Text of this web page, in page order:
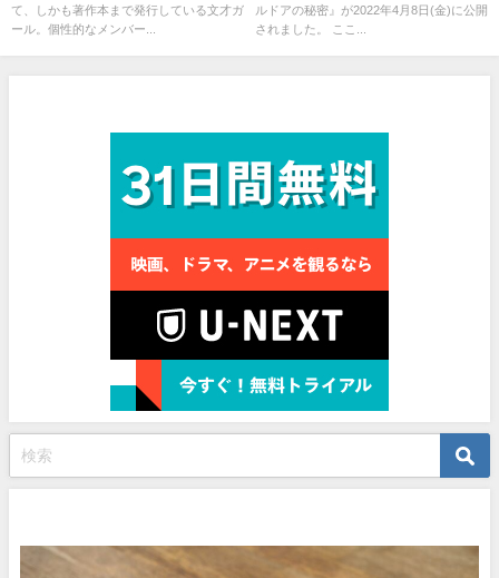
て、しかも著作本まで発行している文才ガ
ール。個性的なメンバー...
ルドアの秘密』が2022年4月8日(金)に公開
されました。 ここ...